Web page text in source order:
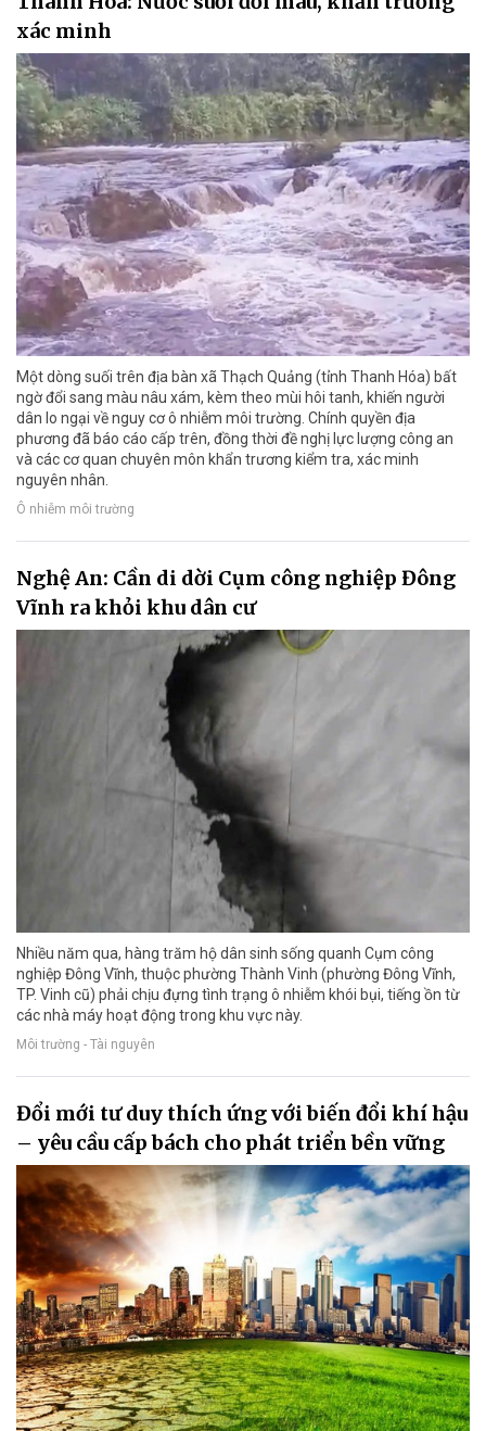
xác minh
Một dòng suối trên địa bàn xã Thạch Quảng (tỉnh Thanh Hóa) bất
ngờ đổi sang màu nâu xám, kèm theo mùi hôi tanh, khiến người
dân lo ngại về nguy cơ ô nhiễm môi trường. Chính quyền địa
phương đã báo cáo cấp trên, đồng thời đề nghị lực lượng công an
và các cơ quan chuyên môn khẩn trương kiểm tra, xác minh
nguyên nhân.
Ô nhiễm môi trường
Nghệ An: Cần di dời Cụm công nghiệp Đông
Vĩnh ra khỏi khu dân cư
Nhiều năm qua, hàng trăm hộ dân sinh sống quanh Cụm công
nghiệp Đông Vĩnh, thuộc phường Thành Vinh (phường Đông Vĩnh,
TP. Vinh cũ) phải chịu đựng tình trạng ô nhiễm khói bụi, tiếng ồn từ
các nhà máy hoạt động trong khu vực này.
Môi trường - Tài nguyên
Đổi mới tư duy thích ứng với biến đổi khí hậu
– yêu cầu cấp bách cho phát triển bền vững